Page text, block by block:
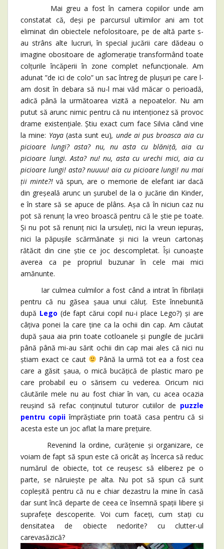
Mai greu a fost în camera copiilor unde am
constatat că, deși pe parcursul ultimilor ani am tot
eliminat din obiectele nefolositoare, pe de altă parte s-
au strâns alte lucruri, în special jucării care dădeau o
imagine obositoare de aglomerație transformând toate
colțurile încăperii în zone complet nefuncționale. Am
adunat ”de ici de colo” un sac întreg de plușuri pe care l-
am dosit în debara să nu-l mai văd măcar o perioadă,
adică până la următoarea vizită a nepoatelor. Nu am
putut să arunc nimic pentru că nu intenționez să provoc
drame existențiale. Știu exact cum face Silvia când vine
la mine: Yaya (asta sunt eu), unde ai pus broasca aia cu
picioare lungi? asta? nu, nu asta cu blăniță, aia cu
picioare lungi. Asta? nu! nu, asta cu urechi mici, aia cu
picioare lungi! asta? nuuuu! aia cu picioare lungi! nu mai
ții minte?! vă spun, are o memorie de elefant iar dacă
din greșeală arunc un șurubel de la o jucărie din Kinder,
e în stare să se apuce de plâns. Așa că în niciun caz nu
pot să renunț la vreo broască pentru că le știe pe toate.
Și nu pot să renunț nici la ursuleți, nici la vreun iepuraș,
nici la păpușile scărmănate și nici la vreun cartonaș
rătăcit din cine știe ce joc descompletat. Își cunoaște
averea ca pe propriul buzunar în cele mai mici
amănunte.
Iar culmea culmilor a fost când a intrat în fibrilații
pentru că nu găsea șaua unui căluț. Este înnebunită
după Lego (de fapt cărui copil nu-i place Lego?) și are
câțiva ponei la care ține ca la ochii din cap. Am căutat
după șaua aia prin toate cotloanele și pungile de jucării
până până mi-au sărit ochii din cap mai ales că nici nu
știam exact ce caut
Până la urmă tot ea a fost cea
care a găsit șaua, o mică bucățică de plastic maro pe
care probabil eu o sărisem cu vederea. Oricum nici
căutările mele nu au fost chiar în van, cu acea ocazia
reușind să refac conținutul tuturor cutiilor de puzzle
pentru copii împrăștiate prin toată casa pentru că si
acesta este un joc aflat la mare prețuire.
Revenind la ordine, curățenie și organizare, ce
voiam de fapt să spun este că oricât aș încerca să reduc
numărul de obiecte, tot ce reușesc să eliberez pe o
parte, se năruiește pe alta. Nu pot să spun că sunt
copleșită pentru că nu e chiar dezastru la mine în casă
dar sunt încă departe de ceea ce însemnă spații libere și
suprafețe descoperite. Voi cum faceți, cum stați cu
densitatea de obiecte nedorite? cu clutter-ul
carevasăzică?